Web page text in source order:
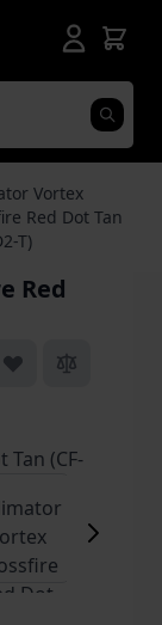
Vortex
Red Dot Tan
T)
Red